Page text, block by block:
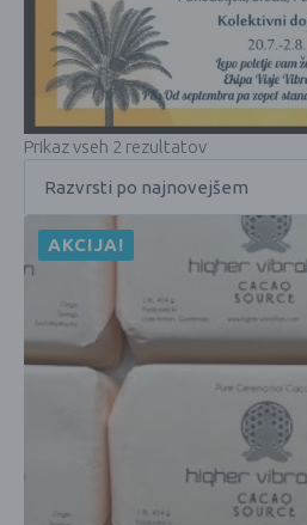
Prikaz vseh 2 rezultatov
AKCIJA!